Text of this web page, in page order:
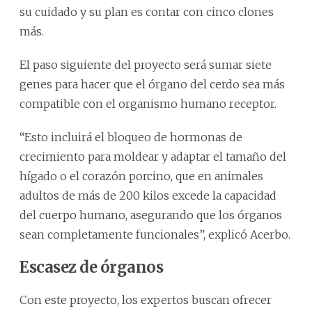
su cuidado y su plan es contar con cinco clones
más.
El paso siguiente del proyecto será sumar siete
genes para hacer que el órgano del cerdo sea más
compatible con el organismo humano receptor.
“Esto incluirá el bloqueo de hormonas de
crecimiento para moldear y adaptar el tamaño del
hígado o el corazón porcino, que en animales
adultos de más de 200 kilos excede la capacidad
del cuerpo humano, asegurando que los órganos
sean completamente funcionales”, explicó Acerbo.
Escasez de órganos
Con este proyecto, los expertos buscan ofrecer